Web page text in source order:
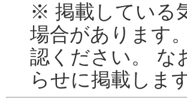
※ 掲載している
場合があります
認ください。 な
らせに掲載します